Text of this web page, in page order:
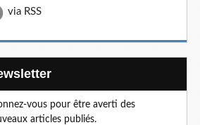
via RSS
vous pour être averti des
articles publiés.